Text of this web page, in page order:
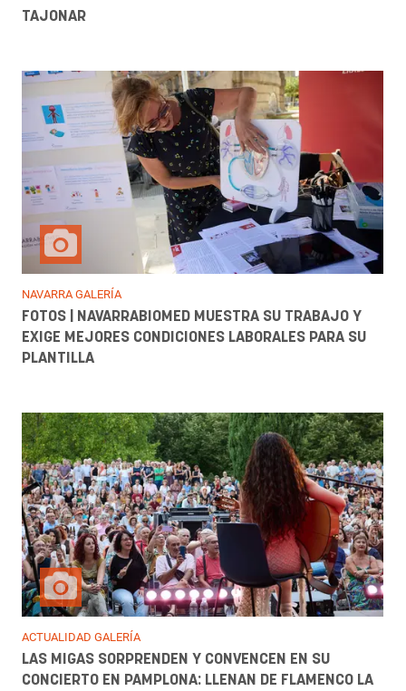
TAJONAR
NAVARRA GALERÍA
FOTOS | NAVARRABIOMED MUESTRA SU TRABAJO Y
EXIGE MEJORES CONDICIONES LABORALES PARA SU
PLANTILLA
ACTUALIDAD GALERÍA
LAS MIGAS SORPRENDEN Y CONVENCEN EN SU
CONCIERTO EN PAMPLONA: LLENAN DE FLAMENCO LA